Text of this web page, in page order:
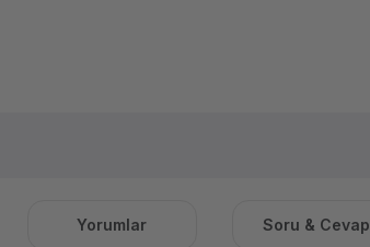
Yorumlar Soru & Cevap